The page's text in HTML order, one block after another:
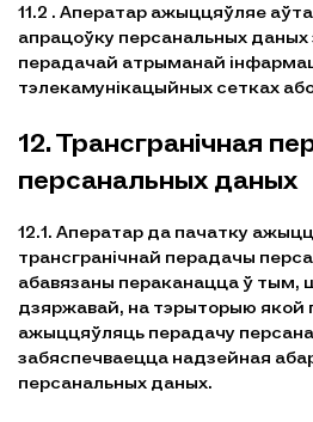
11.2 . Аператар ажыццяўляе
апрацоўку персанальных
перадачай атрыманай
тэлекамунікацыйных сетках
12. Трансгранічная
персанальных даных
12.1. Аператар да пачатку
трансгранічнай перадачы
абавязаны пераканацца ў тым,
дзяржавай, на тэрыторыю якой
ажыццяўляць перадачу
забяспечваецца надзейная
персанальных даных.